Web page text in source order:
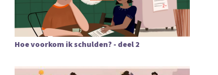
Hoe voorkom ik schulden? - deel 2